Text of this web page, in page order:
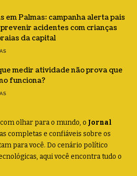
em Palmas: campanha alerta pais
acidentes com crianças
da capital
medir atividade não prova que
funciona?
olhar para o mundo, o Jornal
completas e confiáveis sobre os
para você. Do cenário político
aqui você encontra tudo o